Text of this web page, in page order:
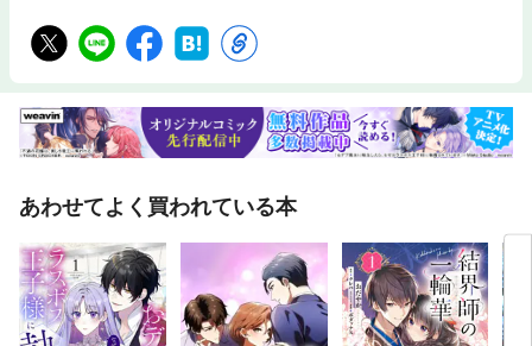
あわせてよく買われている本